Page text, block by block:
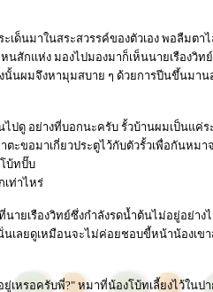
เด็นมาในสระสวรรค์ของตัวเอง พอลืมต
นสักแห่ง มองไปมองมาก็เห็นนายเรืองวิ
นั้นผมจึงหามุมสบาย ๆ ด้วยการปีนขึ้นมา
ปดู อย่างที่บอกนะครับ รั้วบ้านผมเป็นแค่ร
ะขอมาเกี่ยวประตูไว้กับตัวรั้วเพื่อกันหม
บ้ทปั๊บ
ท่าไหร่
ที่นายเรืองวิทย์ซึ่งกำลังรดน้ำต้นไม่อยู่อ
เลยดูเหมือนจะไม่ค่อยชอบขี้หน้าน้องเข
ยู่เหรอครับพี่?" หมาที่น้องโบ้ทเลี้ยงไว้ใน